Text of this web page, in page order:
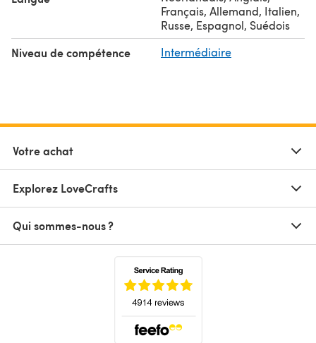
Français, Allemand, Italien,
Russe, Espagnol, Suédois
Niveau de compétence Intermédiaire
Votre achat
Explorez LoveCrafts
Qui sommes-nous ?